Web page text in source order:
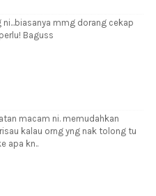
mmg dorang cekap
Baguss
macam ni. memudahkan
kalau orng yng nak tolong tu
apa kn..